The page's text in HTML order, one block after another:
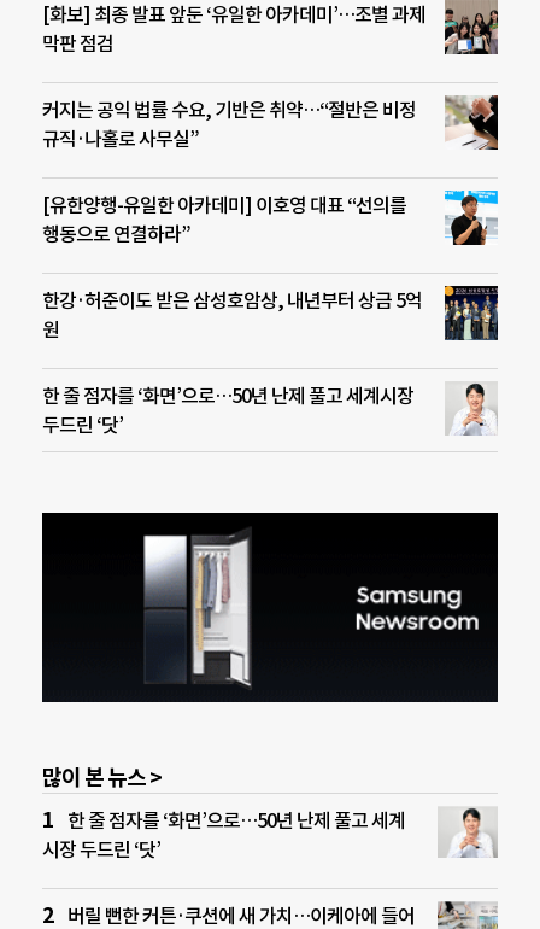
[화보] 최종 발표 앞둔 ‘유일한 아카데미’…조별 과제
막판 점검
커지는 공익 법률 수요, 기반은 취약…“절반은 비정
규직·나홀로 사무실”
[유한양행-유일한 아카데미] 이호영 대표 “선의를
행동으로 연결하라”
한강·허준이도 받은 삼성호암상, 내년부터 상금 5억
원
한 줄 점자를 ‘화면’으로…50년 난제 풀고 세계시장
두드린 ‘닷’
많이 본 뉴스 >
한 줄 점자를 ‘화면’으로…50년 난제 풀고 세계
시장 두드린 ‘닷’
버릴 뻔한 커튼·쿠션에 새 가치…이케아에 들어